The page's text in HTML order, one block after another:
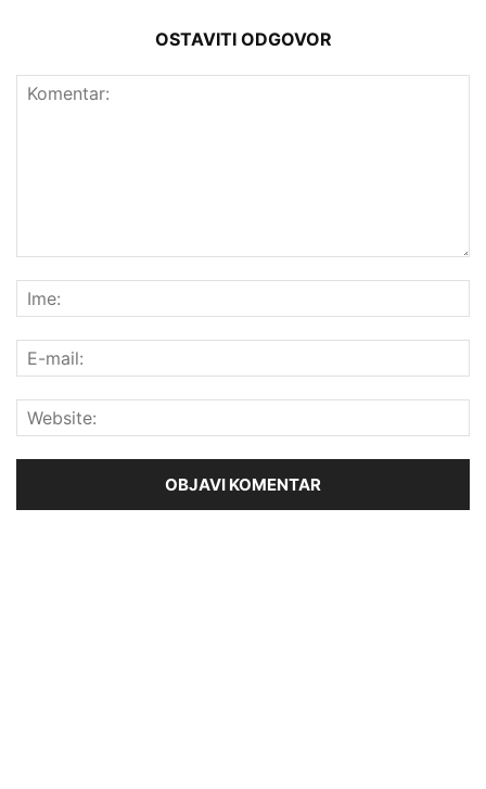
OSTAVITI ODGOVOR